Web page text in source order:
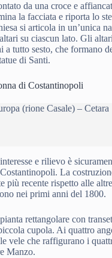
da una croce e
la facciata e riporta lo
si articola in un’unica
su ciascun lato. Gli
a tutto sesto, che formano
di Santi.
di Costantinopoli
(rione Casale) – Cetara
e rilievo è
La
più recente rispetto alle
nei primi anni del 1800.
rettangolare con
cupola. Ai quattro
vele che raffigurano i
Manzo.